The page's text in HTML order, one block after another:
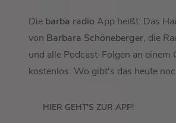
Die barba radio App heißt: Das
von Barbara Schöneberger, die
und alle Podcast-Folgen an einem
kostenlos. Wo gibt's das heute
HIER GEHT'S ZUR APP!